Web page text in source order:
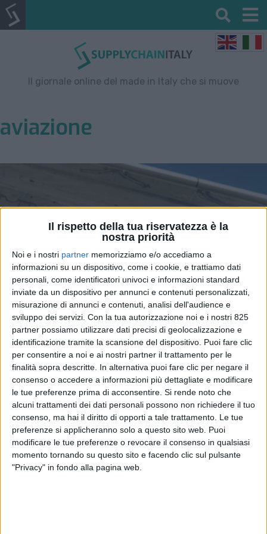
Il rispetto della tua riservatezza è la
nostra priorità
Noi e i nostri partner memorizziamo e/o accediamo a
informazioni su un dispositivo, come i cookie, e trattiamo dati
personali, come identificatori univoci e informazioni standard
inviate da un dispositivo per annunci e contenuti personalizzati,
misurazione di annunci e contenuti, analisi dell'audience e
sviluppo dei servizi. Con la tua autorizzazione noi e i nostri 825
partner possiamo utilizzare dati precisi di geolocalizzazione e
identificazione tramite la scansione del dispositivo. Puoi fare clic
per consentire a noi e ai nostri partner il trattamento per le
finalità sopra descritte. In alternativa puoi fare clic per negare il
consenso o accedere a informazioni più dettagliate e modificare
le tue preferenze prima di acconsentire. Si rende noto che
alcuni trattamenti dei dati personali possono non richiedere il tuo
consenso, ma hai il diritto di opporti a tale trattamento. Le tue
preferenze si applicheranno solo a questo sito web. Puoi
modificare le tue preferenze o revocare il consenso in qualsiasi
momento tornando su questo sito e facendo clic sul pulsante
"Privacy" in fondo alla pagina web.
Il giornale online del made in Italy che si muove
aviazione
Ancora ai minimi termini la
produzione mondiale di
carburante sostenibile per
aviazione (Saf)
TRASPORTI